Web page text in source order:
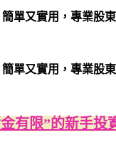
有限”的新手投